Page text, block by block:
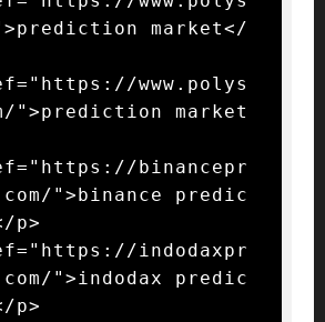
market</
www.polys
">prediction market
binancepr
">binance predic
p>
indodaxpr
">indodax predic
p>